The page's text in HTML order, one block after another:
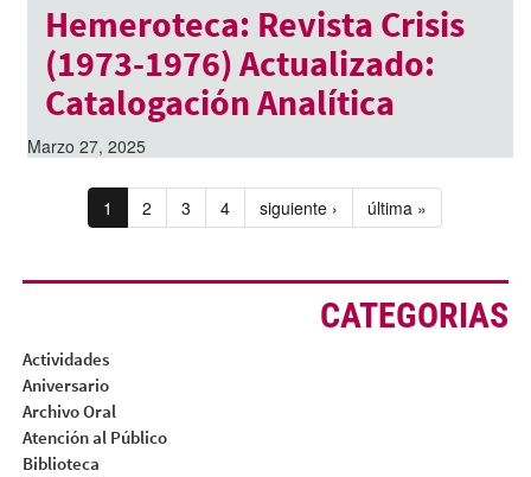
Hemeroteca: Revista Crisis
(1973-1976) Actualizado:
Catalogación Analítica
Marzo 27, 2025
1 2 3 4 siguiente › última »
CATEGORIAS
Actividades
Aniversario
Archivo Oral
Atención al Público
Biblioteca